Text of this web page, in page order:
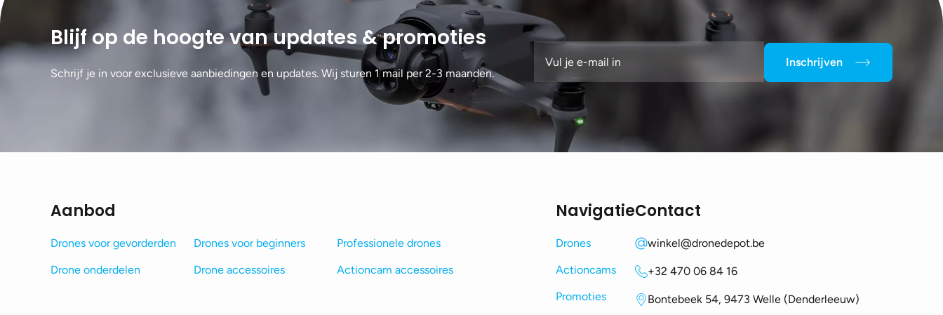
Blijf op de hoogte van updates & promoties
Schrijf je in voor exclusieve aanbiedingen en updates. Wij sturen 1 mail per 2-3 maanden.
Inschrijven
Aanbod
Drones voor gevorderden Drones voor beginners
Professionele drones
Drone onderdelen
Drone accessoires Actioncam accessoires
Navigatie
Drones
Actioncams
Promoties
Contact
winkel@dronedepot.be
+32 470 06 84 16
Bontebeek 54, 9473 Welle (Denderleeuw)